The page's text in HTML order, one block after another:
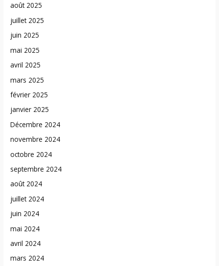
août 2025
juillet 2025
juin 2025
mai 2025
avril 2025
mars 2025
février 2025
janvier 2025
Décembre 2024
novembre 2024
octobre 2024
septembre 2024
août 2024
juillet 2024
juin 2024
mai 2024
avril 2024
mars 2024